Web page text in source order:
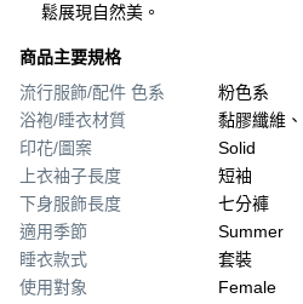
鬆展現自然美。
商品主要規格
流行服飾/配件 色系
粉色系
浴袍/睡衣材質
黏膠纖維
印花/圖案
Solid
上衣袖子長度
短袖
下身服飾長度
七分褲
適用季節
Summer
睡衣款式
套裝
使用對象
Female